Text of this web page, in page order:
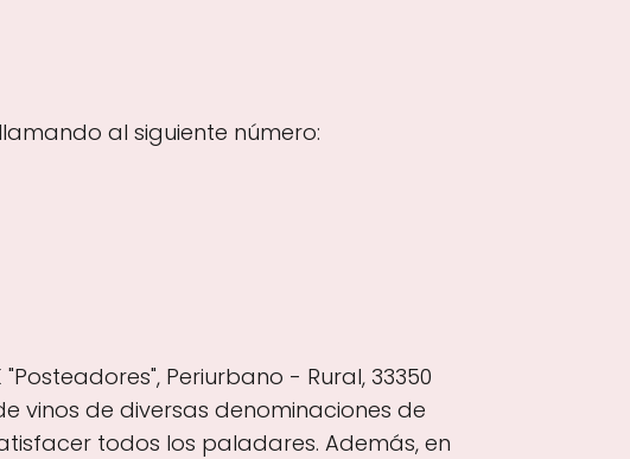
al siguiente número:
Periurbano - Rural, 33350
vinos de diversas denominaciones de
todos los paladares. Además, en